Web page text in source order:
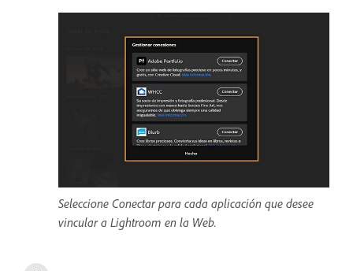
Seleccione Conectar para cada aplicación que desee
vincular a Lightroom en la Web.